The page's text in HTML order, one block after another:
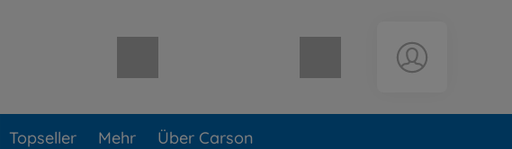
Warenkorb leer
Topseller Mehr Über Carson